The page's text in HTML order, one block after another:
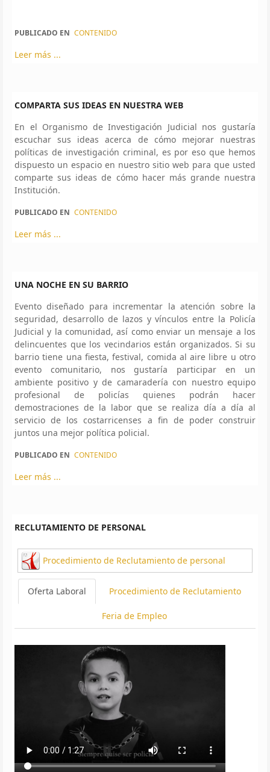
PUBLICADO EN CONTENIDO
Leer más ...
COMPARTA SUS IDEAS EN NUESTRA WEB
En el Organismo de Investigación Judicial nos gustaría
escuchar sus ideas acerca de cómo mejorar nuestras
políticas de investigación criminal, es por eso que hemos
dispuesto un espacio en nuestro sitio web para que usted
comparte sus ideas de cómo hacer más grande nuestra
Institución.
PUBLICADO EN CONTENIDO
Leer más ...
UNA NOCHE EN SU BARRIO
Evento diseñado para incrementar la atención sobre la
seguridad, desarrollo de lazos y vínculos entre la Policía
Judicial y la comunidad, así como enviar un mensaje a los
delincuentes que los vecindarios están organizados. Si su
barrio tiene una fiesta, festival, comida al aire libre u otro
evento comunitario, nos gustaría participar en un
ambiente positivo y de camaradería con nuestro equipo
profesional de policías quienes podrán hacer
demostraciones de la labor que se realiza día a día al
servicio de los costarricenses a fin de poder construir
juntos una mejor política policial.
PUBLICADO EN CONTENIDO
Leer más ...
RECLUTAMIENTO DE PERSONAL
Procedimiento de Reclutamiento de personal
Oferta Laboral Procedimiento de Reclutamiento
Feria de Empleo